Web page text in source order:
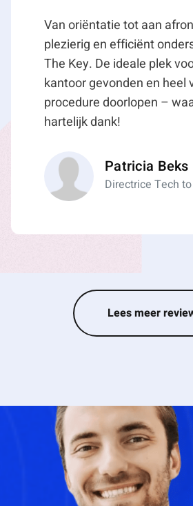
• Aluminium kozijnen met draai-/
van dubbele beglazing;
• Raambekleding middels
• CV-installatie met radiatoren
thermostatische ventielen;
• Wandkabelgoten ten behoeve
telefonie,
• Alarminstallatie;
• Brandmeldinstallatie;
• Brandblusvoorzieningen;
• Signingmogelijkheden in en
€ 55.000,00 per jaar, te
Huurtermijn
Vijf (5) jaar en telkens
expiratiedatum, wederzijds
Er wordt geopteerd voor een met
Van oriëntatie tot aan
plezierig en efficiënt
The Key. De ideale plek
kantoor gevonden en heel
procedure doorlopen –
hartelijk dank!
Patricia Beks
Directrice Tech
Lees meer